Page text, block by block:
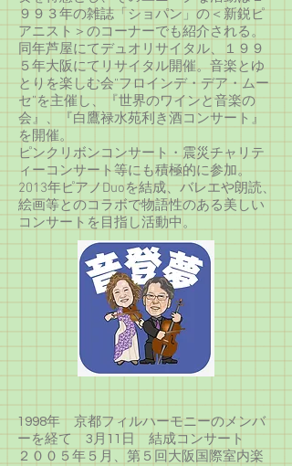
９９３年の雑誌「ショパン」の＜新鋭ピ
アニスト＞のコーナーでも紹介される。
同年芦屋にてデュオリサイタル、１９９
５年大阪にてリサイタル開催。音楽とゆ
とりを楽しむ会“フロインデ・デア・ムー
セ”を主催し、『世界のワインと音楽の
会』、『白鷹禄水苑利き酒コンサート』
を開催。
ピンクリボンコンサート・震災チャリテ
ィーコンサート等にも積極的に参加。
2013年ピアノDuoを結成、バレエや朗読、
絵画等とのコラボで物語性のある美しい
コンサートを目指し活動中。
1998年 京都フィルハーモニーのメンバ
ーを経て 3月11日 結成コンサート
２００５年５月、第５回大阪国際室内楽